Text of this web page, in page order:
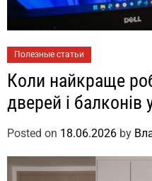
Полезные статьи
Коли найкраще
дверей і балконів
Posted on 18.06.2026 by